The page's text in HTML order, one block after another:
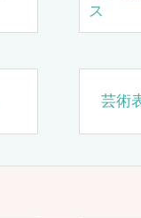
ス
芸術